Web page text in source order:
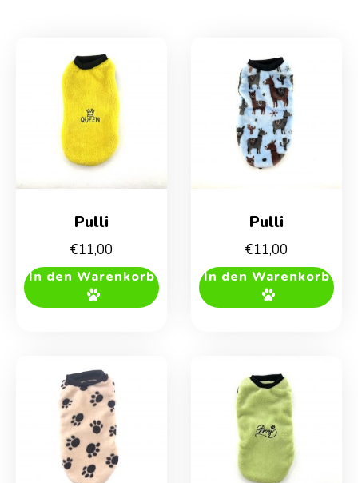
Pulli
€11,00
In den Warenkorb
Pulli
€11,00
In den Warenkorb